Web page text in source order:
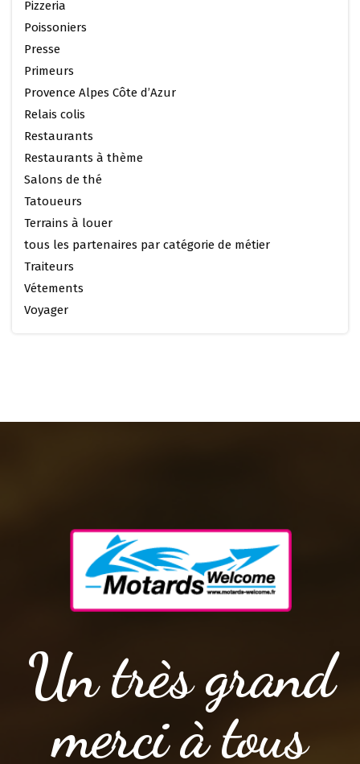
Pizzeria
Poissoniers
Presse
Primeurs
Provence Alpes Côte d’Azur
Relais colis
Restaurants
Restaurants à thème
Salons de thé
Tatoueurs
Terrains à louer
tous les partenaires par catégorie de métier
Traiteurs
Vétements
Voyager
Un très grand
merci à tous